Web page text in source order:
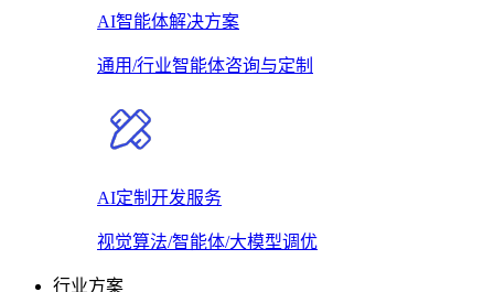
AI智能体解决方案
通用/行业智能体咨询与定制
AI定制开发服务
视觉算法/智能体/大模型调优
行业方案